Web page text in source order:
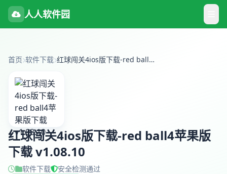
人人软件园
首页 软件下载 红球闯关4ios版下载-red ball4苹果版下载 v1.08.10
红球闯关4ios版下载-red ball4苹果版
下载 v1.08.10
软件下载 安全检测通过